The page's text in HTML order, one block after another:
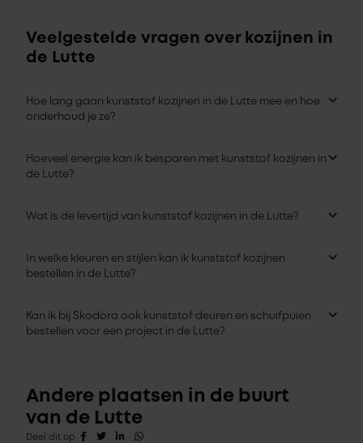
Veelgestelde vragen over kozijnen in
de Lutte
Hoe lang gaan kunststof kozijnen in de Lutte mee en hoe
onderhoud je ze?
Hoeveel energie kan ik besparen met kunststof kozijnen in
de Lutte?
Wat is de levertijd van kunststof kozijnen in de Lutte?
In welke kleuren en stijlen kan ik kunststof kozijnen
bestellen in de Lutte?
Kan ik bij Skodora ook kunststof deuren en schuifpuien
bestellen voor een project in de Lutte?
Andere plaatsen in de buurt
van de Lutte
Deel dit op